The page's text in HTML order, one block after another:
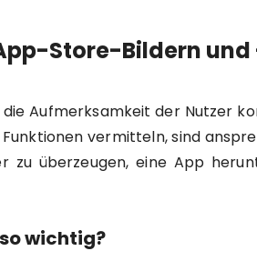
Store-Bildern
Aufmerksamkeit der Nutzer
vermitteln, sind
zu überzeugen, eine App
wichtig?